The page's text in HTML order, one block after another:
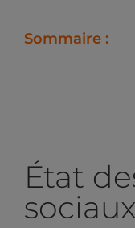
Sommaire :
État
sociaux